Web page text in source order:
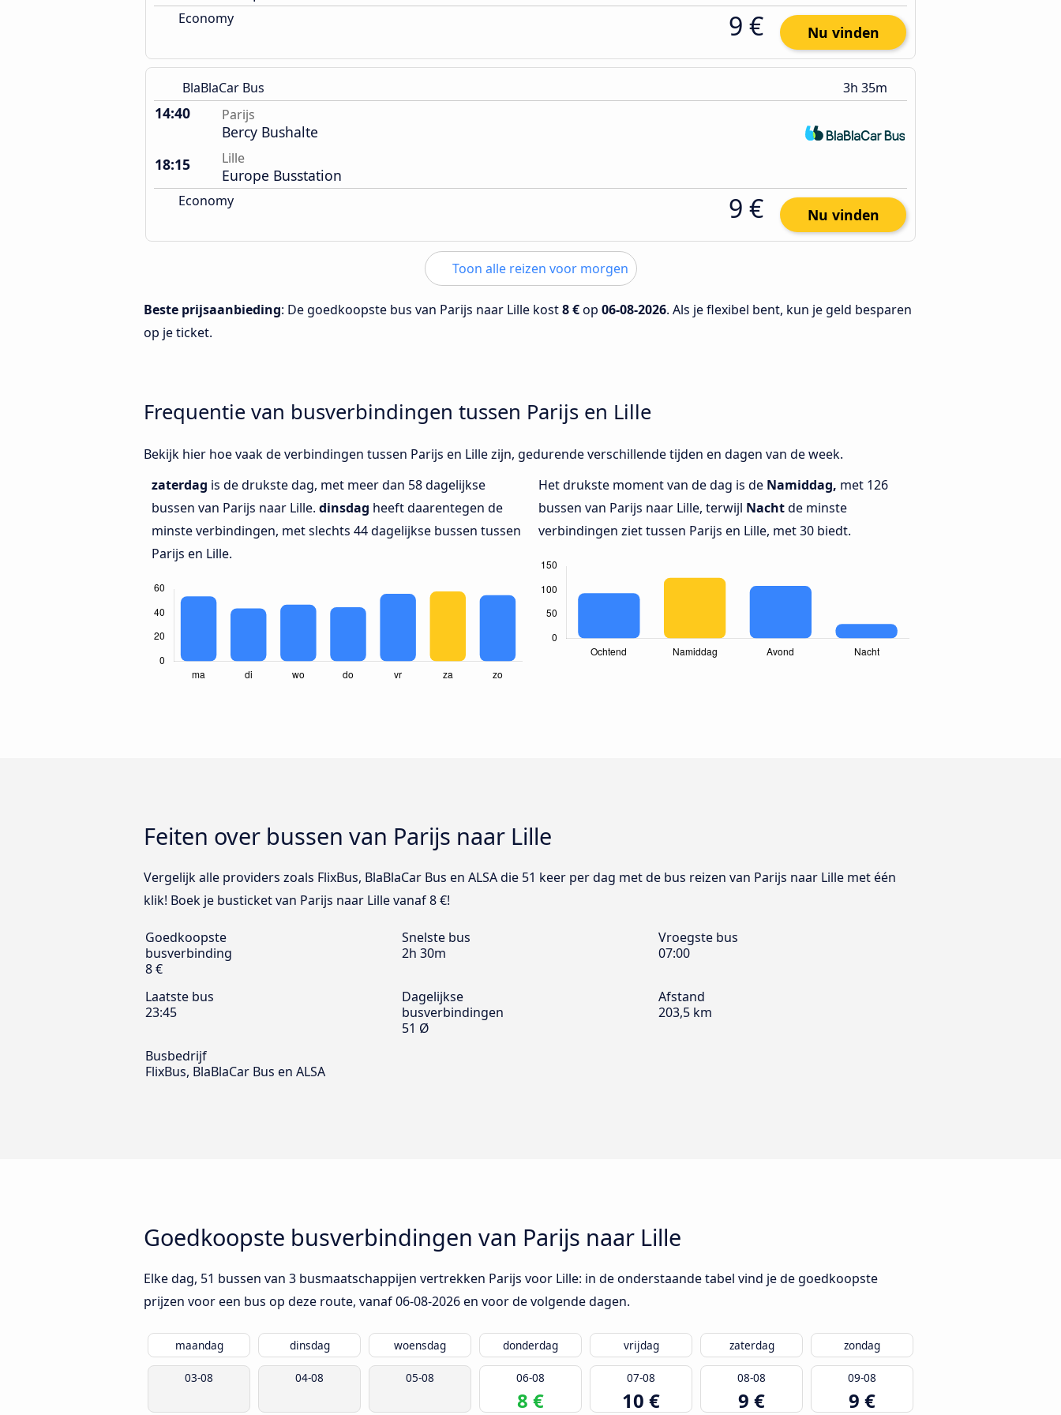
Economy 9 € Nu vinden
BlaBlaCar Bus 3h 35m
14:40 Parijs
Bercy Bushalte
18:15
Lille
Europe Busstation
Economy 9 € Nu vinden
Toon alle reizen voor morgen
Beste prijsaanbieding: De goedkoopste bus van Parijs naar Lille kost8 €op 06-08-2026. Als je flexibel bent, kun je geld besparen
op je ticket.
Frequentie van busverbindingen tussen Parijs en Lille
Bekijk hier hoe vaak de verbindingen tussen Parijs en Lille zijn, gedurende verschillende tijden en dagen van de week.
zaterdag is de drukste dag, met meer dan 58 dagelijkse
bussen van Parijs naar Lille. dinsdag heeft daarentegen de
minste verbindingen, met slechts 44 dagelijkse bussen tussen
Parijs en Lille.
Het drukste moment van de dag is de Namiddag, met 126
bussen van Parijs naar Lille, terwijl Nachtde minste
verbindingen ziet tussen Parijs en Lille, met 30 biedt.
Feiten over bussen van Parijs naar Lille
Vergelijk alle providers zoals FlixBus, BlaBlaCar Bus en ALSA die 51 keer per dag met de bus reizen van Parijs naar Lille met één
klik! Boek je busticket van Parijs naar Lille vanaf 8 €!
Goedkoopste
busverbinding
8 €
Snelste bus
2h 30m
Vroegste bus
07:00
Laatste bus
23:45
Dagelijkse
busverbindingen
51 Ø
Afstand
203,5 km
Busbedrijf
FlixBus, BlaBlaCar Bus en ALSA
Goedkoopste busverbindingen van Parijs naar Lille
Elke dag, 51 bussen van 3 busmaatschappijen vertrekken Parijs voor Lille: in de onderstaande tabel vind je de goedkoopste
prijzen voor een bus op deze route, vanaf06-08-2026en voor de volgende dagen.
maandag dinsdag woensdag donderdag vrijdag zaterdag zondag
03-08 04-08 05-08 06-08
8 €
07-08
10 €
08-08
9 €
09-08
9 €